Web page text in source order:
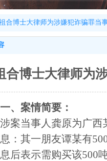
合博士大律师为涉嫌犯诈骗罪当
合博士大律师为
一、案情简要：
涉案当事人龚原为广
：其一朋友谭某有
后表示需购买该500